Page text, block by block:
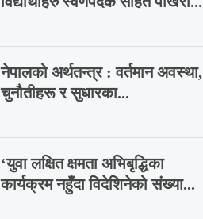
नेपालको अर्थतन्त्र : वर्तमान अवस्था,
चुनौतीहरू र सुधारका...
‘युवा लक्षित क्षमता अभिबृद्धिका
कार्यक्रम नहुँदा विदेशिनेको संख्या...